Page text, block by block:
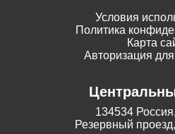
Условия
Политика
Карта
Авторизация
134534
Резервный